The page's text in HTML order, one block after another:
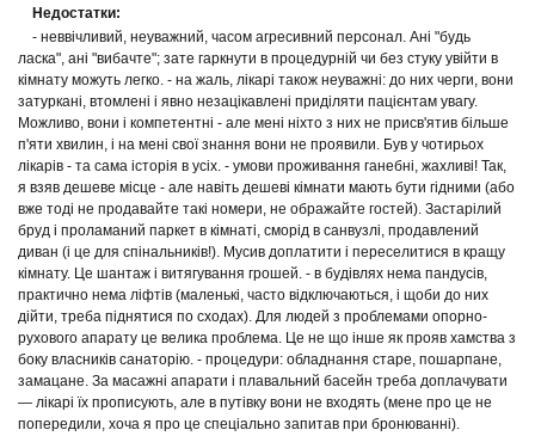
Недостатки:
- неввічливий, неуважний, часом агресивний персонал. Ані "будь
ласка", ані "вибачте"; зате гаркнути в процедурній чи без стуку увійти в
кімнату можуть легко. - на жаль, лікарі також неуважні: до них черги, вони
затуркані, втомлені і явно незацікавлені приділяти пацієнтам увагу.
Можливо, вони і компетентні - але мені ніхто з них не присв'ятив більше
п'яти хвилин, і на мені свої знання вони не проявили. Був у чотирьох
лікарів - та сама історія в усіх. - умови проживання ганебні, жахливі! Так,
я взяв дешеве місце - але навіть дешеві кімнати мають бути гідними (або
вже тоді не продавайте такі номери, не ображайте гостей). Застарілий
бруд і проламаний паркет в кімнаті, сморід в санвузлі, продавлений
диван (і це для спінальників!). Мусив доплатити і переселитися в кращу
кімнату. Це шантаж і витягування грошей. - в будівлях нема пандусів,
практично нема ліфтів (маленькі, часто відключаються, і щоби до них
дійти, треба піднятися по сходах). Для людей з проблемами опорно-
рухового апарату це велика проблема. Це не що інше як прояв хамства з
боку власників санаторію. - процедури: обладнання старе, пошарпане,
замацане. За масажні апарати і плавальний басейн треба доплачувати
— лікарі їх прописують, але в путівку вони не входять (мене про це не
попередили, хоча я про це спеціально запитав при бронюванні).